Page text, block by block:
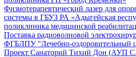
Физиотерапевтический лазер для
системы в ГБУЗ РА «Адыгейская
поликлиника медицинской
Поставка радиоволновой
ФГБЛПУ "Лечебно-оздоровительный
Проект Санаторий Тихий Дон (АУП